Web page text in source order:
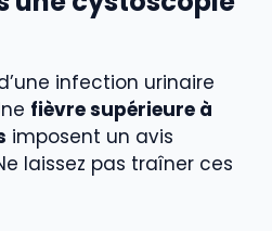
infection urinaire
fièvre supérieure à
imposent un avis
laissez pas traîner ces